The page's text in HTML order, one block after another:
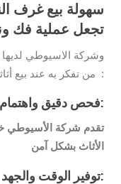
سهولة بيع غرف
تجعل عملية فك
وشركة الاسيوطي
من تفكر به عند بيع أثاثك :
فحص دقيق واهتمام بالتفاصيل:
تقدم شركة الأسيوطي
الأثاث بشكل آمن
توفير الوقت والجهد: